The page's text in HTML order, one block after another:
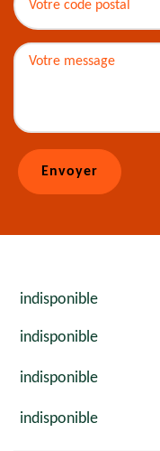
indisponible
indisponible
indisponible
indisponible